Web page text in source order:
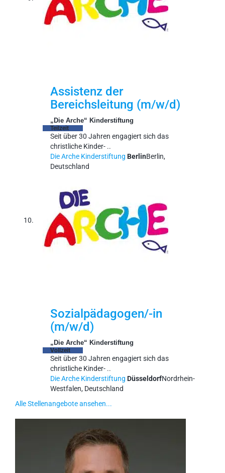
Assistenz der
Bereichsleitung (m/w/d)
„Die Arche“ Kinderstiftung
Teilzeit
Seit über 30 Jahren engagiert sich das
christliche Kinder- ..
Die Arche Kinderstiftung BerlinBerlin,
Deutschland
Sozialpädagogen/-in
(m/w/d)
„Die Arche“ Kinderstiftung
Vollzeit
Seit über 30 Jahren engagiert sich das
christliche Kinder- ..
Die Arche Kinderstiftung DüsseldorfNordrhein-
Westfalen, Deutschland
Alle Stellenangebote ansehen...